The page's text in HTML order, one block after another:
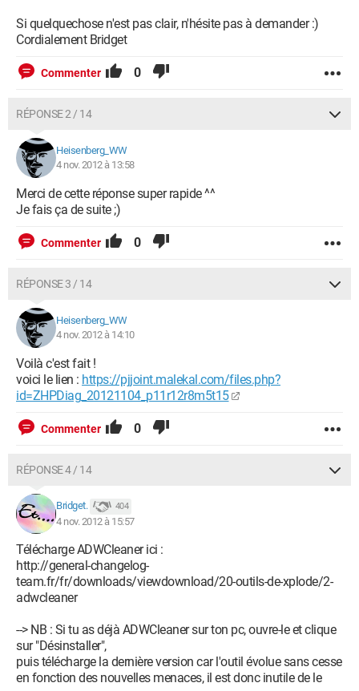
Si quelquechose n'est pas clair, n'hésite pas à demander :)
Cordialement Bridget
Commenter 0
RÉPONSE 2 / 14
Heisenberg_WW
4 nov. 2012 à 13:58
Merci de cette réponse super rapide ^^
Je fais ça de suite ;)
Commenter 0
RÉPONSE 3 / 14
Heisenberg_WW
4 nov. 2012 à 14:10
Voilà c'est fait !
voici le lien : https://pjjoint.malekal.com/files.php?
id=ZHPDiag_20121104_p11r12r8m5t15
Commenter 0
RÉPONSE 4 / 14
Bridget. 404
4 nov. 2012 à 15:57
Télécharge ADWCleaner ici :
http://general-changelog-
team.fr/fr/downloads/viewdownload/20-outils-de-xplode/2-
adwcleaner
--> NB : Si tu as déjà ADWCleaner sur ton pc, ouvre-le et clique
sur "Désinstaller",
puis télécharge la dernière version car l'outil évolue sans cesse
en fonction des nouvelles menaces, il est donc inutile de le